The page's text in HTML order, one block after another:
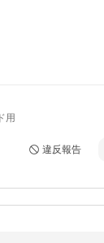
用
違反報告